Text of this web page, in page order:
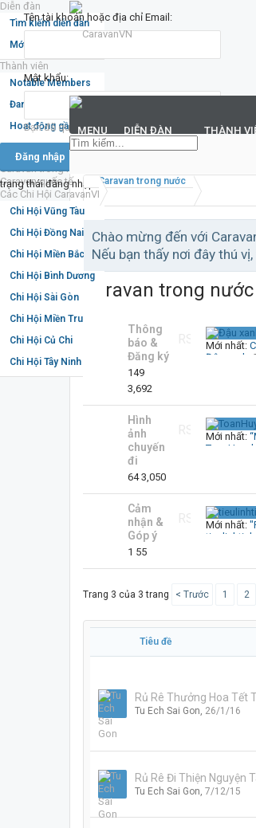
Diễn đàn
Tìm kiếm diễn đàn
Mới nhất
Thành viên
Notable Members
Đang trực tuyến
Hoạt động gần đây
New Profile Posts
Caravan trong nước
Caravan quốc tế
Các Chi Hội CaravanVN
Chi Hội Vũng Tàu
Chi Hội Đồng Nai
Chi Hội Miền Bắc
Chi Hội Bình Dương
Chi Hội Sài Gòn
Chi Hội Miền Trung
Chi Hội Củ Chi
Chi Hội Tây Ninh
Tên tài khoản hoặc địa chỉ Email:
Mật khẩu:
Bạn đã quên mật khẩu?
trạng thái đăng nhập
MENU DIỄN ĐÀN THÀNH
Caravan trong nước
Chào mừng đến với
Nếu bạn thấy nơi đây thú
Caravan trong nước
Thông
báo &
Đăng ký
149
3,692
Mới nhất:
Đậu xanh
Hình
ảnh
chuyến
đi
64 3,050
Mới nhất:
ToanHuynh
Cảm
nhận &
Góp ý
1 55
Mới nhất:
tieulinhtinh
Trang 3 của 3 trang < Trước 1 2
Tiêu đề
Rủ Rê Thưởng Hoa Tết
Tu Ech Sai Gon, 26/1/16
Rủ Rê Đi Thiện Nguyện
Tu Ech Sai Gon, 7/12/15